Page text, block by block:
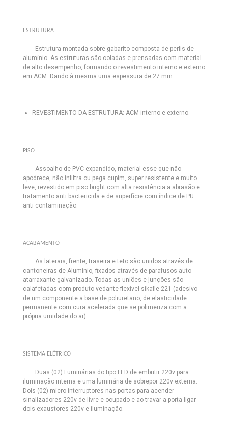
ESTRUTURA
Estrutura montada sobre gabarito composta de perfis de
alumínio. As estruturas são coladas e prensadas com material
de alto desempenho, formando o revestimento interno e externo
em ACM. Dando à mesma uma espessura de 27 mm.
REVESTIMENTO DA ESTRUTURA: ACM interno e externo.
PISO
Assoalho de PVC expandido, material esse que não
apodrece, não infiltra ou pega cupim, super resistente e muito
leve, revestido em piso bright com alta resistência a abrasão e
tratamento anti bactericida e de superfície com índice de PU
anti contaminação.
ACABAMENTO
As laterais, frente, traseira e teto são unidos através de
cantoneiras de Alumínio, fixados através de parafusos auto
atarraxante galvanizado. Todas as uniões e junções são
calafetadas com produto vedante flexível sikafle 221 (adesivo
de um componente a base de poliuretano, de elasticidade
permanente com cura acelerada que se polimeriza com a
própria umidade do ar).
SISTEMA ELÉTRICO
Duas (02) Luminárias do tipo LED de embutir 220v para
iluminação interna e uma luminária de sobrepor 220v externa.
Dois (02) micro interruptores nas portas para acender
sinalizadores 220v de livre e ocupado e ao travar a porta ligar
dois exaustores 220v e iluminação.